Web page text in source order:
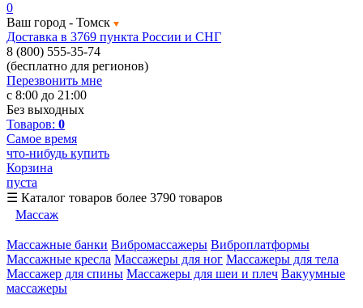
0
Ваш город - Томск
Доставка в 3769 пункта России и СНГ
8 (800) 555-35-74
(бесплатно для регионов)
Перезвонить мне
с 8:00 до 21:00
Без выходных
Товаров: 0
Самое время
что-нибудь купить
Корзина
пуста
☰ Каталог товаров более 3790 товаров
Массаж
Массажные банки Вибромассажеры Виброплатформы
Массажные кресла Массажеры для ног Массажеры для тела
Массажер для спины Массажеры для шеи и плеч Вакуумные
массажеры